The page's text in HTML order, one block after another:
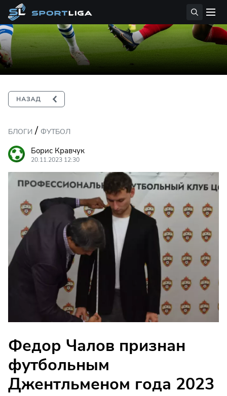
БЛОГИ / ФУТБОЛ
Борис Кравчук
20.11.2023 12:30
Федор Чалов признан
футбольным
Джентльменом года 2023